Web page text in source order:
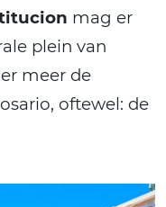
mag er
plein van
meer de
oftewel: de